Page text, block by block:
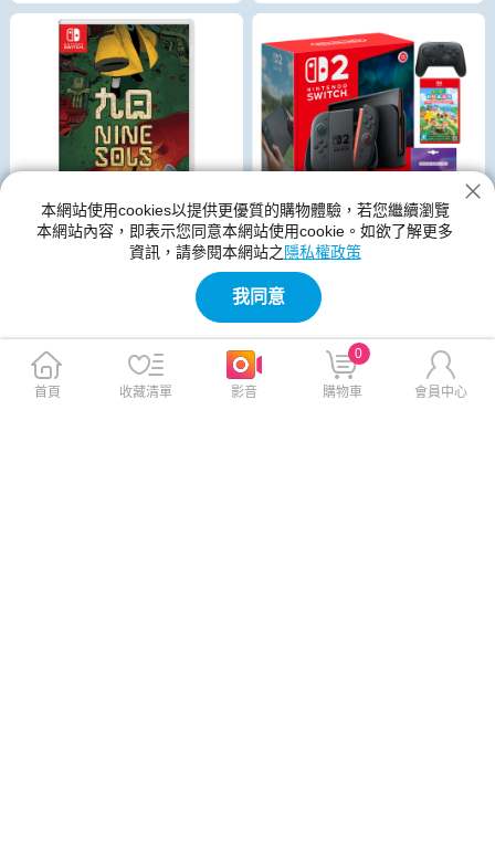
Nintendo Switch 九日 NINE S
$1,230
免運
Nintendo Switch 2 主機 (台灣
公司貨)+集合啦！動物森友會
中文版+Pro 控制器
$17,980 $18,810
免運
本網站使用cookies以提供更優質的購物體驗，若您繼續瀏覽
本網站內容，即表示您同意本網站使用cookie。如欲了解更多
資訊，請參閱本網站之 隱私權政策
我同意
首頁 收藏清單 影音 購物車
0
會員中心